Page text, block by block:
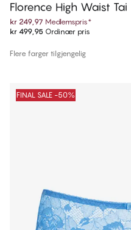
Florence High Waist Tai
kr 249,97 Medlemspris*
kr 499,95 Ordinær pris
Flere farger tilgjengelig
FINAL SALE -50%